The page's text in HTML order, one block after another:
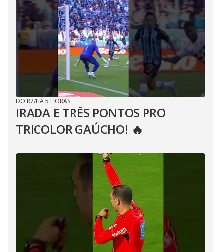
DO R7/HÁ 5 HORAS
IRADA E TRÊS PONTOS PRO
TRICOLOR GAÚCHO! 🔥